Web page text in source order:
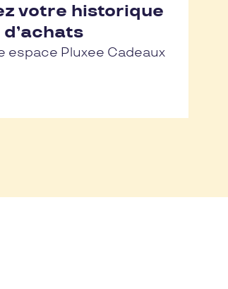
votre historique
d’achats
espace Pluxee Cadeaux